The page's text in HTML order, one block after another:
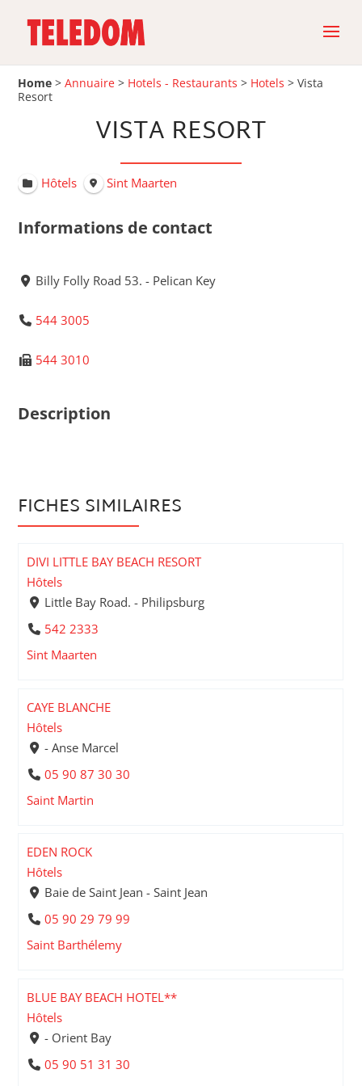
Home >Annuaire > Hotels - Restaurants > Hotels >Vista
Resort
VISTA RESORT
Hôtels Sint Maarten
Informations de contact
Billy Folly Road 53. - Pelican Key
544 3005
544 3010
Description
FICHES SIMILAIRES
DIVI LITTLE BAY BEACH RESORT
Hôtels
Little Bay Road. - Philipsburg
542 2333
Sint Maarten
CAYE BLANCHE
Hôtels
- Anse Marcel
05 90 87 30 30
Saint Martin
EDEN ROCK
Hôtels
Baie de Saint Jean - Saint Jean
05 90 29 79 99
Saint Barthélemy
BLUE BAY BEACH HOTEL**
Hôtels
- Orient Bay
05 90 51 31 30